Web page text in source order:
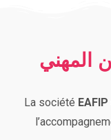
المهني
La société EAFIP